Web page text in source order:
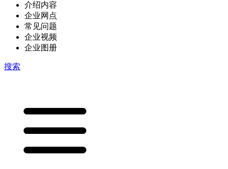
介绍内容
企业网点
常见问题
企业视频
企业图册
搜索